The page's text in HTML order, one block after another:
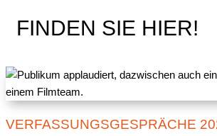
FINDEN SIE HIER!
VERFASSUNGSGESPRÄCHE